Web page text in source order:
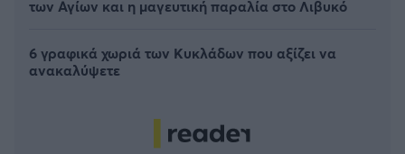
των Αγίων και η μαγευτική παραλία στο Λιβυκό
6 γραφικά χωριά των Κυκλάδων που αξίζει να
ανακαλύψετε